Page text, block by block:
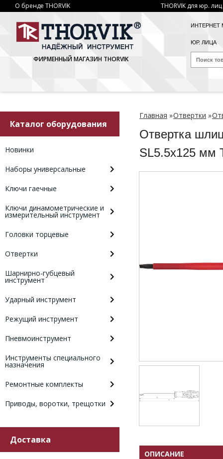
О бренде THORVIK THORVIK для юр. лиц
ФИРМЕННЫЙ МАГАЗИН THORVIK
ИНТЕРНЕТ
ЮР. ЛИЦА
Каталог оборудования
Новинки
Наборы универсальные
Ключи гаечные
Ключи динамометрические и
измерительный инструмент
Головки торцевые
Отвертки
Шарнирно-губцевый
инструмент
Ударный инструмент
Режущий инструмент
Пневмоинструмент
Инструменты специального
назначения
Ремонтные комплекты
Приводы, воротки, трещотки
Доставка
Главная »Отвертки »
Отвертка
SL5.5x125 мм
ОПИСАНИЕ